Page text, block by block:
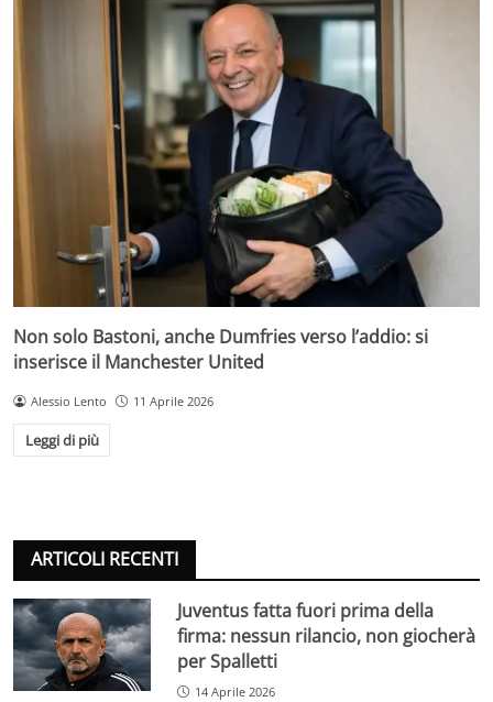
Non solo Bastoni, anche Dumfries verso l’addio: si
inserisce il Manchester United
Alessio Lento 11 Aprile 2026
Leggi di più
ARTICOLI RECENTI
Juventus fatta fuori prima della
firma: nessun rilancio, non giocherà
per Spalletti
14 Aprile 2026